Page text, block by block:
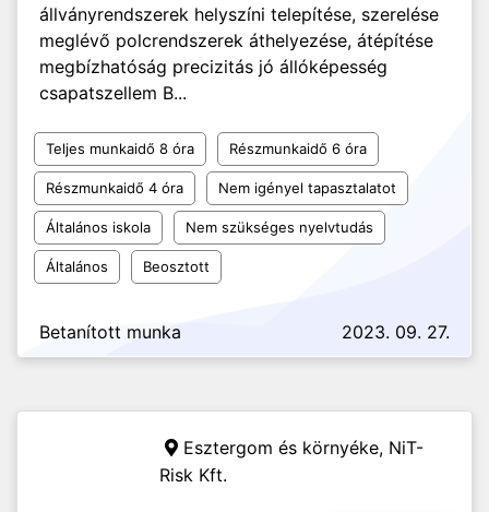
állványrendszerek helyszíni telepítése, szerelése
meglévő polcrendszerek áthelyezése, átépítése
megbízhatóság precizitás jó állóképesség
csapatszellem B...
Teljes munkaidő 8 óra Részmunkaidő 6 óra
Részmunkaidő 4 óra Nem igényel tapasztalatot
Általános iskola Nem szükséges nyelvtudás
Általános Beosztott
Betanított munka 2023. 09. 27.
Esztergom és környéke, NiT-
Risk Kft.